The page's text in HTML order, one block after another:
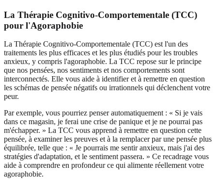
La Thérapie Cognitivo-Comportementale (TCC)
pour l'Agoraphobie
La Thérapie Cognitivo-Comportementale (TCC) est l'un des
traitements les plus efficaces et les plus étudiés pour les troubles
anxieux, y compris l'agoraphobie. La TCC repose sur le principe
que nos pensées, nos sentiments et nos comportements sont
interconnectés. Elle vous aide à identifier et à remettre en question
les schémas de pensée négatifs ou irrationnels qui déclenchent votre
peur.
Par exemple, vous pourriez penser automatiquement : « Si je vais
dans ce magasin, je ferai une crise de panique et je ne pourrai pas
m'échapper. » La TCC vous apprend à remettre en question cette
pensée, à examiner les preuves et à la remplacer par une pensée plus
équilibrée, telle que : « Je pourrais me sentir anxieux, mais j'ai des
stratégies d'adaptation, et le sentiment passera. » Ce recadrage vous
aide à comprendre en profondeur ce qui alimente réellement votre
agoraphobie.